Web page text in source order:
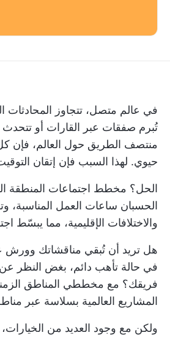
في عالم متصل، تتجاوز المحادثات
تُبرم صفقات عبر القارات أو
منتصف الطريق حول العالم، فإن
حيوي. لهذا السبب فإن إتقان
الحل؟ مخطط اجتماعات المنطقة
الحسبان ساعات العمل المناسبة،
والاختلافات الإقليمية، مما يبسّط
هل تريد أن تُبقي مناقشاتك وورش
في حالة تأهب دائم، بغض النظر
فريقك؟ مع مخططي المناطق
المشاريع العالمية بسلاسة عبر
ولكن مع وجود العديد من الخيارات،